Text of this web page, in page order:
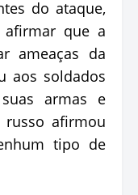
do ataque,
que a
ameaças da
aos soldados
armas e
afirmou
tipo de